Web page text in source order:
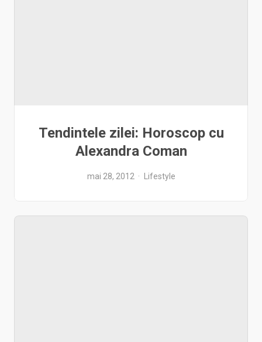
Tendintele zilei: Horoscop cu
Alexandra Coman
mai 28, 2012 Lifestyle